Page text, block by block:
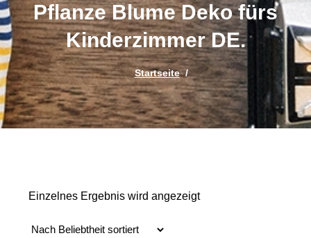
Pflanze Blume Deko fürs
Kinderzimmer DE.
Startseite/
Einzelnes Ergebnis wird angezeigt